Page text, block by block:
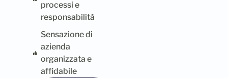
processi e
responsabilità
Sensazione di
azienda
organizzata e
affidabile